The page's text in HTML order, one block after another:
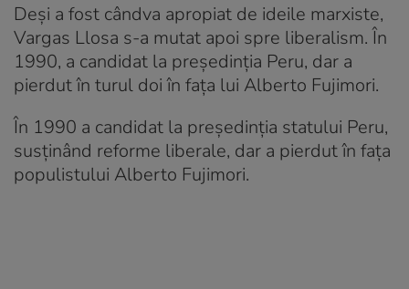
Deși a fost cândva apropiat de ideile marxiste,
Vargas Llosa s-a mutat apoi spre liberalism. În
1990, a candidat la președinția Peru, dar a
pierdut în turul doi în fața lui Alberto Fujimori.
În 1990 a candidat la președinția statului Peru,
susținând reforme liberale, dar a pierdut în fața
populistului Alberto Fujimori.